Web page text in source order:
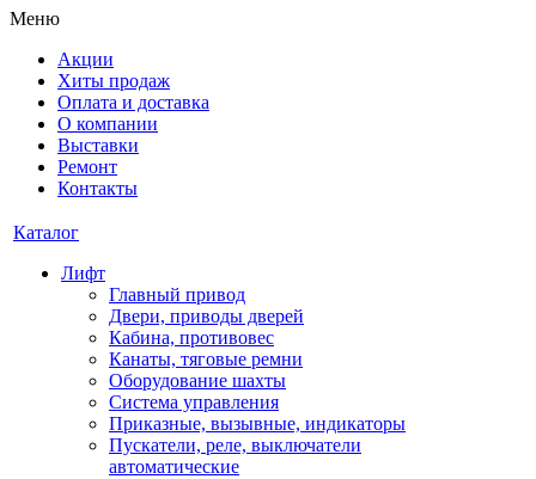
Меню
Акции
Хиты продаж
Оплата и доставка
О компании
Выставки
Ремонт
Контакты
Каталог
Лифт
Главный привод
Двери, приводы дверей
Кабина, противовес
Канаты, тяговые ремни
Оборудование шахты
Система управления
Приказные, вызывные, индикаторы
Пускатели, реле, выключатели
автоматические